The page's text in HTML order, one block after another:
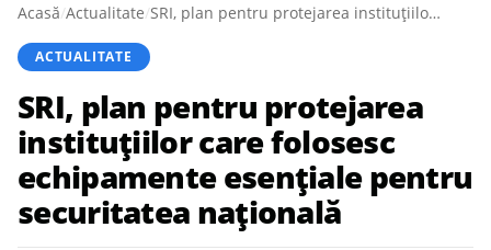
Acasă/Actualitate/ SRI, plan pentru protejarea instituțiilor care folosesc echipamente esențiale pentru securitatea națională
ACTUALITATE
SRI, plan pentru protejarea
instituțiilor care folosesc
echipamente esențiale pentru
securitatea națională